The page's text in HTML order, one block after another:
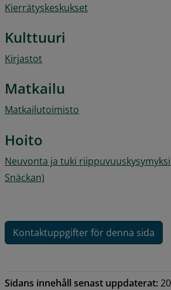
Kierrätyskeskukset
Kulttuuri
Kirjastot
Matkailu
Matkailutoimisto
Hoito
Neuvonta ja tuki
Snäckan)
Kontaktuppgifter för denna sida
Sidans innehåll senast uppdaterat: